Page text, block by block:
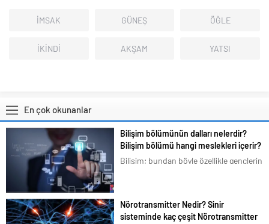
İMSAK GÜNEŞ ÖĞLE
İKİNDİ AKŞAM YATSI
En çok okunanlar
Bilişim bölümünün dalları nelerdir?
Bilişim bölümü hangi meslekleri içerir?
Bilişim; bundan böyle özellikle gençlerin
en basit bir şeyi bile akıllı telefonlarımız
üzerindeki uygulamalardan...
Nörotransmitter Nedir? Sinir
sisteminde kaç çeşit Nörotransmitter